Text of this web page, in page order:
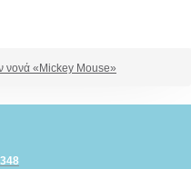
νονά «Mickey Mouse»